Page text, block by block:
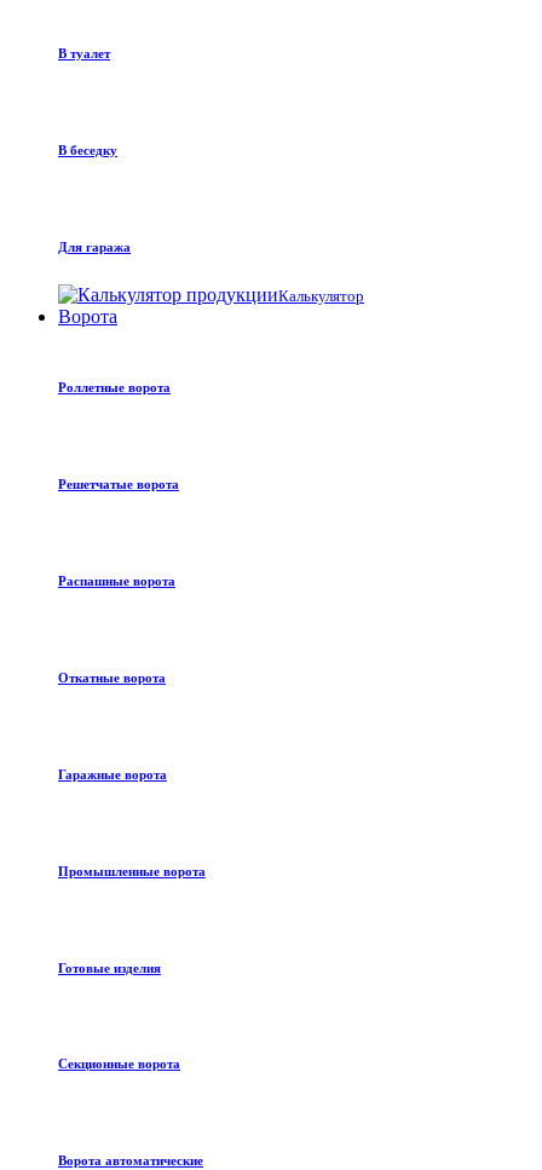
В туалет
В беседку
Для гаража
Калькулятор
Ворота
Роллетные ворота
Решетчатые ворота
Распашные ворота
Откатные ворота
Гаражные ворота
Промышленные ворота
Готовые изделия
Секционные ворота
Ворота автоматические